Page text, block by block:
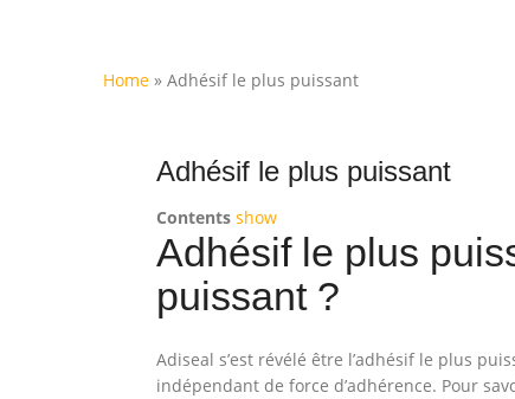
Home » Adhésif le plus puissant
Adhésif le plus puissant
Contents show
Adhésif le plus
puissant ?
Adiseal s’est révélé être l’adhésif le plus
indépendant de force d’adhérence. Pour